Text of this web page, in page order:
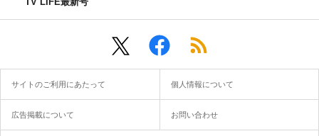
サイトのご利用にあたって 個人情報について
広告掲載について お問い合わせ